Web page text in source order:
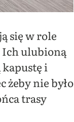
się w role
Ich ulubioną
i
żeby nie było
trasy